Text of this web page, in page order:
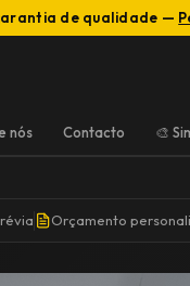
de qualidade —
nós Contacto 🎨
Orçamento